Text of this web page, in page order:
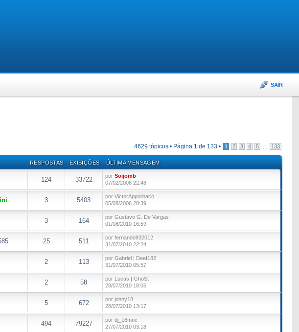
SAIR
4629 tópicos • Página 1 de 133 • 1 2 3 4 5 ... 133
RESPOSTAS EXIBIÇÕES ÚLTIMA MENSAGEM
124 33722 porSoijomb
07/02/2008 22:46
3 5403
por VictorAppolinario
05/08/2006 20:39
3 164
por Gustavo G. De Vargas
01/08/2010 16:59
25 511
por fernando932012
31/07/2010 22:24
2 113
por Gabriel | Deef182
31/07/2010 05:57
2 58
por Lucas | GhoSt
28/07/2010 18:05
5 672
por johny18
28/07/2010 13:17
494 79227
por dj_16mnc
27/07/2010 03:18